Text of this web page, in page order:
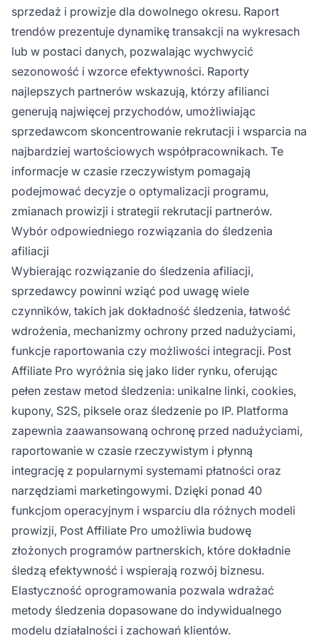
sprzedaż i prowizje dla dowolnego okresu. Raport
trendów prezentuje dynamikę transakcji na wykresach
lub w postaci danych, pozwalając wychwycić
sezonowość i wzorce efektywności. Raporty
najlepszych partnerów wskazują, którzy afilianci
generują najwięcej przychodów, umożliwiając
sprzedawcom skoncentrowanie rekrutacji i wsparcia na
najbardziej wartościowych współpracownikach. Te
informacje w czasie rzeczywistym pomagają
podejmować decyzje o optymalizacji programu,
zmianach prowizji i strategii rekrutacji partnerów.
Wybór odpowiedniego rozwiązania do śledzenia
afiliacji
Wybierając rozwiązanie do śledzenia afiliacji,
sprzedawcy powinni wziąć pod uwagę wiele
czynników, takich jak dokładność śledzenia, łatwość
wdrożenia, mechanizmy ochrony przed nadużyciami,
funkcje raportowania czy możliwości integracji. Post
Affiliate Pro wyróżnia się jako lider rynku, oferując
pełen zestaw metod śledzenia: unikalne linki, cookies,
kupony, S2S, piksele oraz śledzenie po IP. Platforma
zapewnia zaawansowaną ochronę przed nadużyciami,
raportowanie w czasie rzeczywistym i płynną
integrację z popularnymi systemami płatności oraz
narzędziami marketingowymi. Dzięki ponad 40
funkcjom operacyjnym i wsparciu dla różnych modeli
prowizji, Post Affiliate Pro umożliwia budowę
złożonych programów partnerskich, które dokładnie
śledzą efektywność i wspierają rozwój biznesu.
Elastyczność oprogramowania pozwala wdrażać
metody śledzenia dopasowane do indywidualnego
modelu działalności i zachowań klientów.